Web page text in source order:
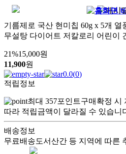
기름제로 국산 현미칩 60g x 5개
무설탕 다이어트 저칼로리 어린이
21%15,000원
11,900원
0.0(0)
적립정보
최대 357포인트구매확정 시
따라 적립금액이 달라질 수 있습니
배송정보
무료배송도서산간 등 지역에 따른